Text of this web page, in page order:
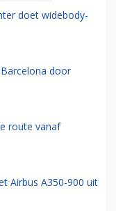
doet widebody-
door
route vanaf
Airbus A350-900 uit